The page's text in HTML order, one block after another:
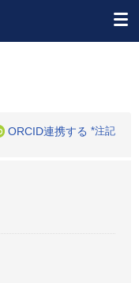
ORCID連携する *注記